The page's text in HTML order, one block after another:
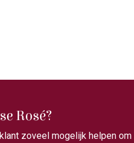
Rosé?
zoveel mogelijk helpen om